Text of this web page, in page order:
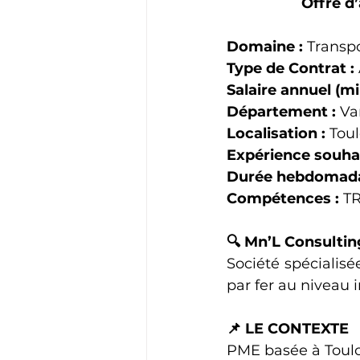
Domaine :
Type de Contrat :
Salaire annuel
Département :
Localisation :
Expérience
Durée
Compétences :
🔍 Mn’L
Société
par fer au niveau
📌 LE CONTEXTE
PME basée à